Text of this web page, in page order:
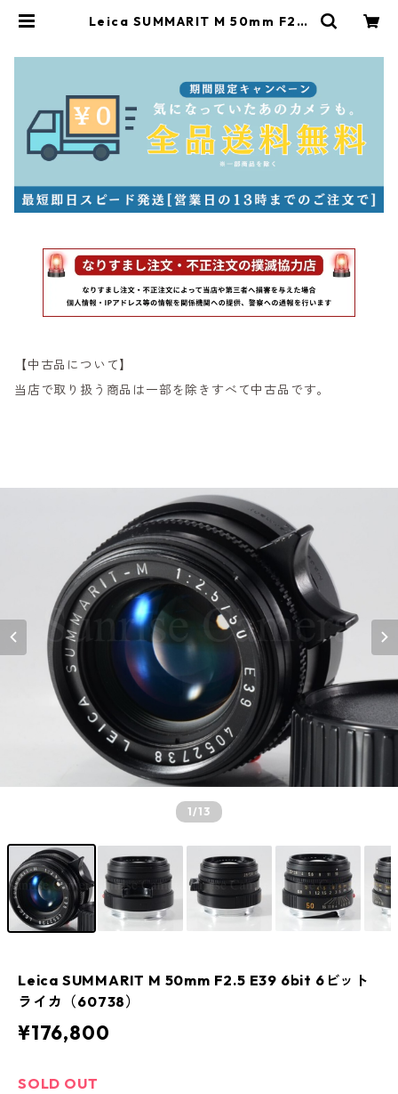
Leica SUMMARIT M 50mm F2.5
【中古品について】
当店で取り扱う商品は一部を除きすべて中古品です。
1/13
Leica SUMMARIT M 50mm F2.5 E39 6bit 6ビット
ライカ（60738）
¥176,800
SOLD OUT